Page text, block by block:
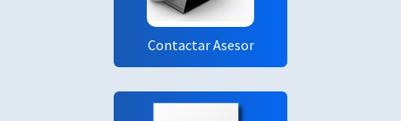
Contactar Asesor